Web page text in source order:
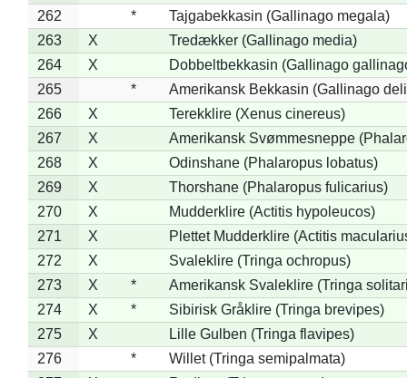
262
*
Tajgabekkasin (Gallinago megala)
263
X
Tredækker (Gallinago media)
264
X
Dobbeltbekkasin (Gallinago
265
*
Amerikansk Bekkasin (Gallinago
266
X
Terekklire (Xenus cinereus)
267
X
Amerikansk Svømmesneppe
268
X
Odinshane (Phalaropus lobatus)
269
X
Thorshane (Phalaropus fulicarius)
270
X
Mudderklire (Actitis hypoleucos)
271
X
Plettet Mudderklire (Actitis
272
X
Svaleklire (Tringa ochropus)
273
X *
Amerikansk Svaleklire (Tringa
274
X *
Sibirisk Gråklire (Tringa brevipes)
275
X
Lille Gulben (Tringa flavipes)
276
*
Willet (Tringa semipalmata)